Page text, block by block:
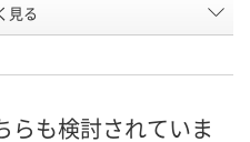
N261156 K960603
見る
らも検討されていま